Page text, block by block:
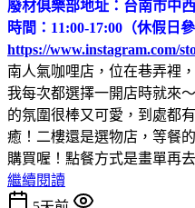
廢材俱樂部地址：台南市中
時間：11:00-17:00（休假日
https://www.instagram.com/
南人氣咖哩店，位在巷弄裡
我每次都選擇一開店時就來
的氛圍很棒又可愛，到處都
癒！二樓還是選物店，等餐
購買喔！點餐方式是畫單再
繼續閱讀